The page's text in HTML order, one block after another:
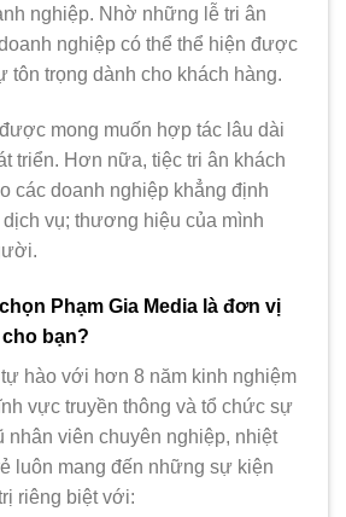
nghiệp. Nhờ những lễ tri ân
nghiệp có thể thể hiện được
tôn trọng dành cho khách hàng.
mong muốn hợp tác lâu dài
triển. Hơn nữa, tiệc tri ân khách
các doanh nghiệp khẳng định
vụ; thương hiệu của mình
Phạm Gia Media là đơn vị
bạn?
hào với hơn 8 năm kinh nghiệm
vực truyền thông và tổ chức sự
nhân viên chuyên nghiệp, nhiệt
luôn mang đến những sự kiện
riêng biệt với: